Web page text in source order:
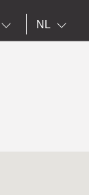
NL